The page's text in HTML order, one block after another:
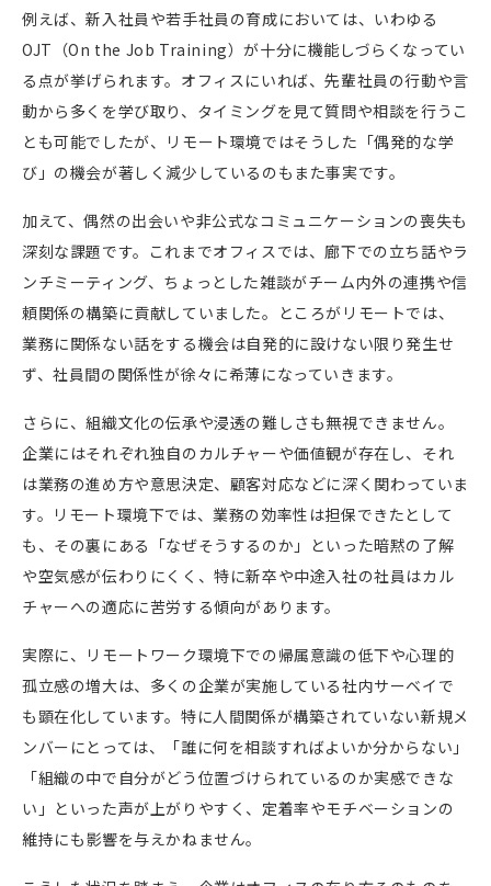
例えば、新入社員や若手社員の育成においては、いわゆる
OJT（On the Job Training）が十分に機能しづらくなってい
る点が挙げられます。オフィスにいれば、先輩社員の行動や言
動から多くを学び取り、タイミングを見て質問や相談を行うこ
とも可能でしたが、リモート環境ではそうした「偶発的な学
び」の機会が著しく減少しているのもまた事実です。
加えて、偶然の出会いや非公式なコミュニケーションの喪失も
深刻な課題です。これまでオフィスでは、廊下での立ち話やラ
ンチミーティング、ちょっとした雑談がチーム内外の連携や信
頼関係の構築に貢献していました。ところがリモートでは、
業務に関係ない話をする機会は自発的に設けない限り発生せ
ず、社員間の関係性が徐々に希薄になっていきます。
さらに、組織文化の伝承や浸透の難しさも無視できません。
企業にはそれぞれ独自のカルチャーや価値観が存在し、それ
は業務の進め方や意思決定、顧客対応などに深く関わっていま
す。リモート環境下では、業務の効率性は担保できたとして
も、その裏にある「なぜそうするのか」といった暗黙の了解
や空気感が伝わりにくく、特に新卒や中途入社の社員はカル
チャーへの適応に苦労する傾向があります。
実際に、リモートワーク環境下での帰属意識の低下や心理的
孤立感の増大は、多くの企業が実施している社内サーベイで
も顕在化しています。特に人間関係が構築されていない新規メ
ンバーにとっては、「誰に何を相談すればよいか分からない」
「組織の中で自分がどう位置づけられているのか実感できな
い」といった声が上がりやすく、定着率やモチベーションの
維持にも影響を与えかねません。